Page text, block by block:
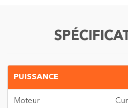
PUISSANCE
Moteur